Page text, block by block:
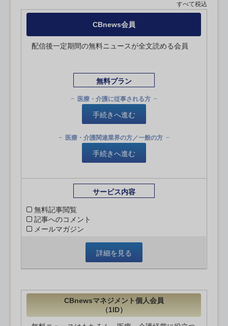
すべて税込
CBnews会員
配信後一定期間の無料ニュースが全文読める会員
無料プラン
医療・介護に従事される方
手続きへ進む
医療・介護関連業界の方／一般の方
手続きへ進む
サービス内容
無料記事閲覧
記事へのコメント
メールマガジン
詳細を見る
CBnewsマネジメント個人会員
（1ID）